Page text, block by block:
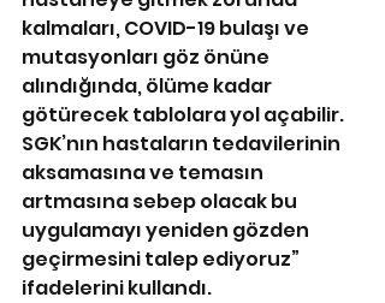
kalmaları, COVID-19 bulaşı ve
mutasyonları göz önüne
alındığında, ölüme kadar
götürecek tablolara yol açabilir.
SGK’nın hastaların tedavilerinin
aksamasına ve temasın
artmasına sebep olacak bu
uygulamayı yeniden gözden
geçirmesini talep ediyoruz”
ifadelerini kullandı.